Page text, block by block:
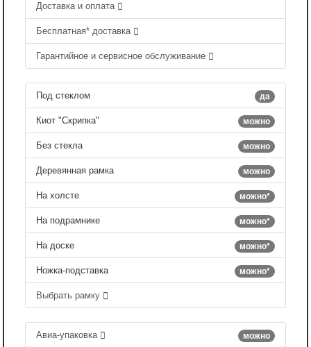
Доставка и оплата
Бесплатная* доставка
Гарантийное и сервисное обслуживание
да
Под стеклом
можно
Киот "Скрипка"
можно
Без стекла
можно
Деревянная рамка
можно*
На холсте
можно*
На подрамнике
можно*
На доске
можно*
Ножка-подставка
Выбрать рамку
можно
Авиа-упаковка